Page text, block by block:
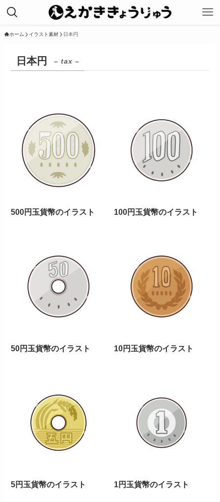
ホーム イラスト素材 日本円
日本円 – tax –
500円玉貨幣のイラスト 100円玉貨幣のイラスト
50円玉貨幣のイラスト 10円玉貨幣のイラスト
5円玉貨幣のイラスト 1円玉貨幣のイラスト